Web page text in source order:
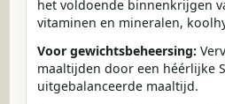
het voldoende binnenkrijgen
vitaminen en mineralen,
Voor gewichtsbeheersing:
maaltijden door een héérlijke
uitgebalanceerde maaltijd.